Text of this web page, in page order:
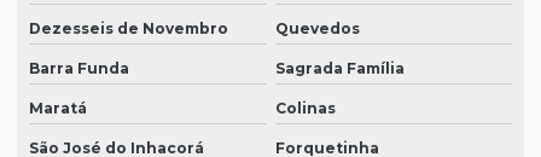
Dezesseis de Novembro Quevedos
Barra Funda Sagrada Família
Maratá Colinas
São José do Inhacorá Forquetinha